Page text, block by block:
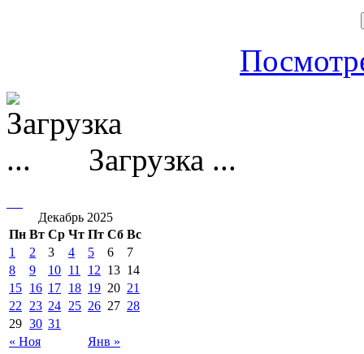
Загрузка ...
Декабрь 2025
Пн Вт Ср Чт Пт Сб Вс
« Ноя Янв »
1 2 3 4 5 6
7
8
9 10 11 12 13 14
15 16 17 18 19 20 21
22
23 24 25 26 27 28
29 30 31